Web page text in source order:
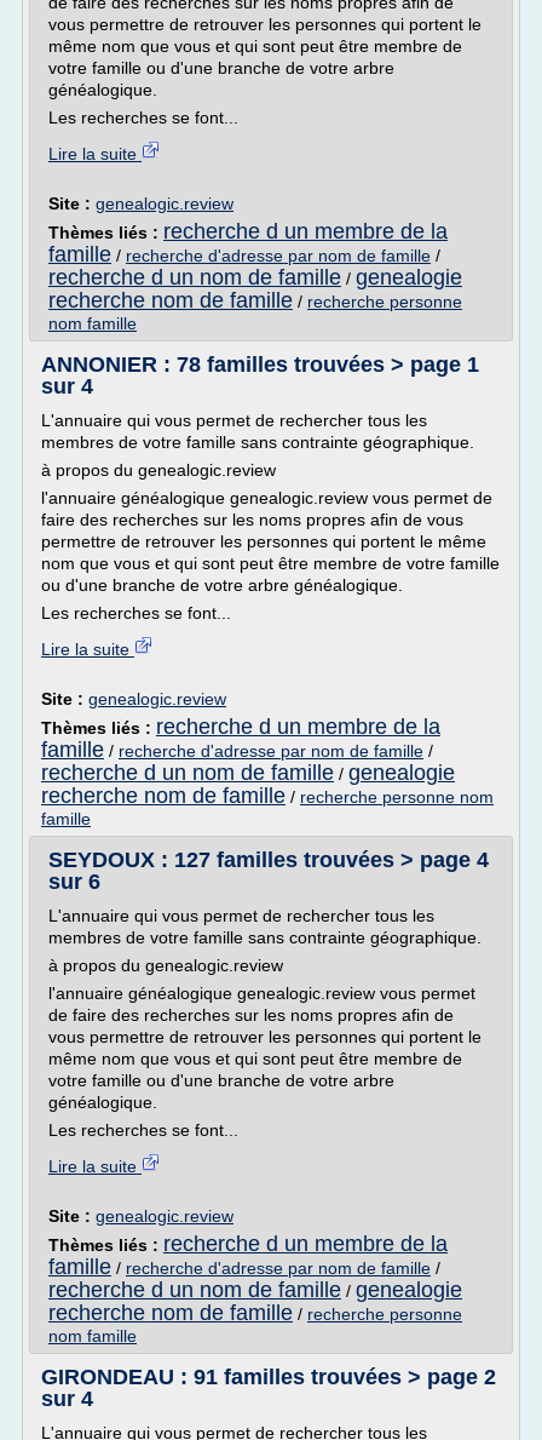
vous permettre de retrouver les personnes qui portent le
même nom que vous et qui sont peut être membre de
votre famille ou d'une branche de votre arbre
généalogique.
Les recherches se font...
Lire la suite
Site : genealogic.review
Thèmes liés : recherche d un membre de la
famille / recherche d'adresse par nom de famille /
recherche d un nom de famille / genealogie
recherche nom de famille / recherche personne
nom famille
ANNONIER : 78 familles trouvées > page 1
sur 4
L'annuaire qui vous permet de rechercher tous les
membres de votre famille sans contrainte géographique.
à propos du genealogic.review
l'annuaire généalogique genealogic.review vous permet de
faire des recherches sur les noms propres afin de vous
permettre de retrouver les personnes qui portent le même
nom que vous et qui sont peut être membre de votre famille
ou d'une branche de votre arbre généalogique.
Les recherches se font...
Lire la suite
Site : genealogic.review
Thèmes liés : recherche d un membre de la
famille / recherche d'adresse par nom de famille /
recherche d un nom de famille / genealogie
recherche nom de famille / recherche personne nom
famille
SEYDOUX : 127 familles trouvées > page 4
sur 6
L'annuaire qui vous permet de rechercher tous les
membres de votre famille sans contrainte géographique.
à propos du genealogic.review
l'annuaire généalogique genealogic.review vous permet
de faire des recherches sur les noms propres afin de
vous permettre de retrouver les personnes qui portent le
même nom que vous et qui sont peut être membre de
votre famille ou d'une branche de votre arbre
généalogique.
Les recherches se font...
Lire la suite
Site : genealogic.review
Thèmes liés : recherche d un membre de la
famille / recherche d'adresse par nom de famille /
recherche d un nom de famille / genealogie
recherche nom de famille / recherche personne
nom famille
GIRONDEAU : 91 familles trouvées > page 2
sur 4
L'annuaire qui vous permet de rechercher tous les